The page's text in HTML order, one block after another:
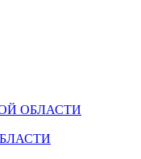
ОБЛАСТИ